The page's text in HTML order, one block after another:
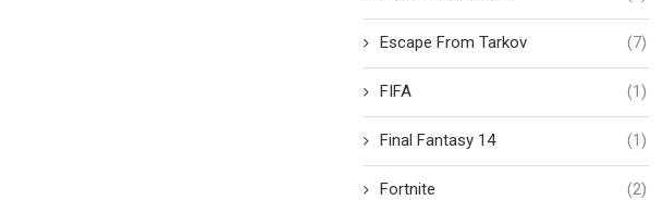
Escape From Tarkov (7)
FIFA (1)
Final Fantasy 14 (1)
Fortnite (2)